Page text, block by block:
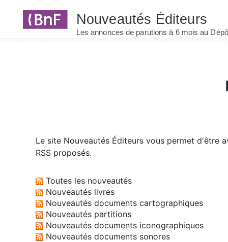
Le site Nouveautés Éditeurs vous permet d'être
RSS proposés.
Toutes les nouveautés
Nouveautés livres
Nouveautés documents cartographiques
Nouveautés partitions
Nouveautés documents iconographiques
Nouveautés documents sonores